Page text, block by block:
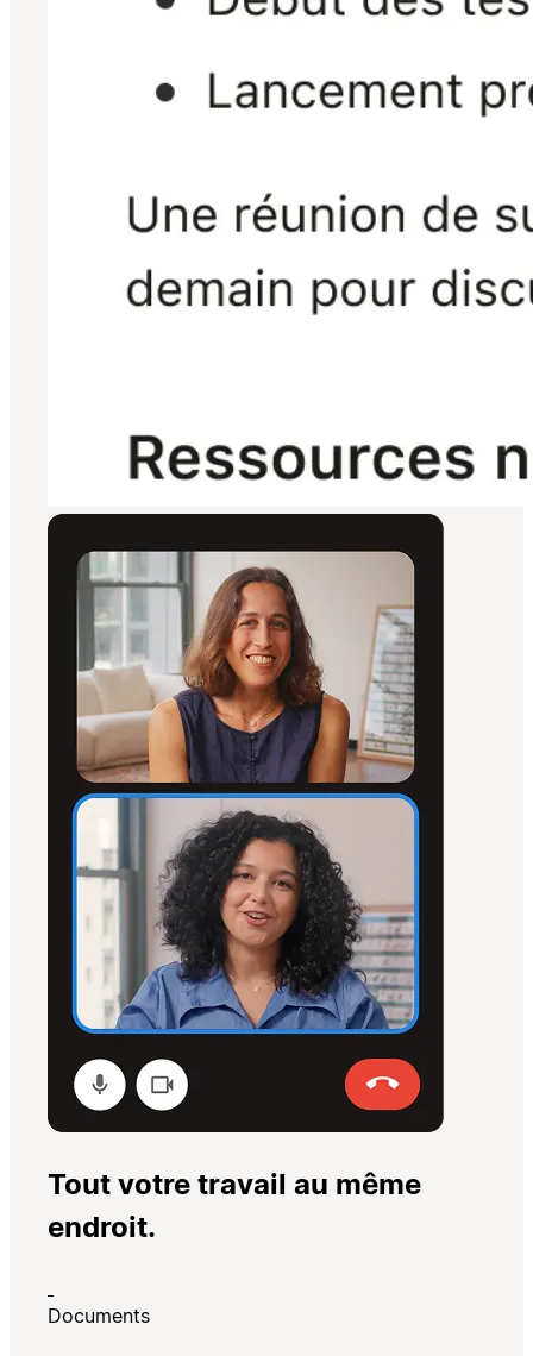
Tout votre travail au même
endroit.
Documents